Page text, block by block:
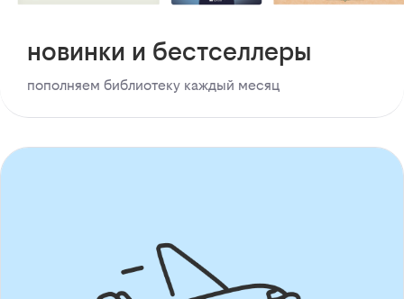
новинки и бестселлеры
пополняем библиотеку каждый месяц